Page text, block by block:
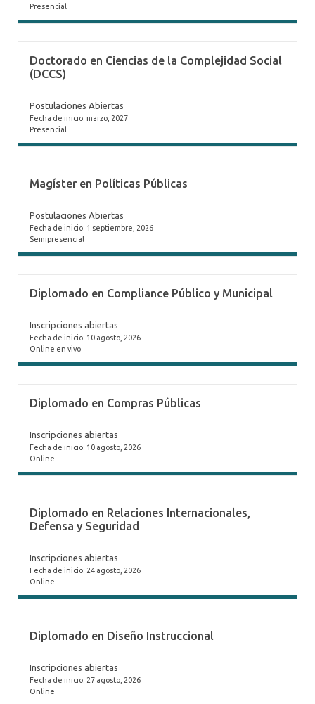
Presencial
Doctorado en Ciencias de la Complejidad Social
(DCCS)
Postulaciones Abiertas
Fecha de inicio: marzo, 2027
Presencial
Magíster en Políticas Públicas
Postulaciones Abiertas
Fecha de inicio: 1 septiembre, 2026
Semipresencial
Diplomado en Compliance Público y Municipal
Inscripciones abiertas
Fecha de inicio: 10 agosto, 2026
Online en vivo
Diplomado en Compras Públicas
Inscripciones abiertas
Fecha de inicio: 10 agosto, 2026
Online
Diplomado en Relaciones Internacionales,
Defensa y Seguridad
Inscripciones abiertas
Fecha de inicio: 24 agosto, 2026
Online
Diplomado en Diseño Instruccional
Inscripciones abiertas
Fecha de inicio: 27 agosto, 2026
Online